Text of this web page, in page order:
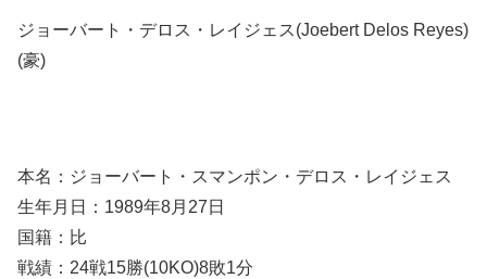
ジョーバート・デロス・レイジェス(Joebert Delos Reyes)
(豪)
本名：ジョーバート・スマンポン・デロス・レイジェス
生年月日：1989年8月27日
国籍：比
戦績：24戦15勝(10KO)8敗1分